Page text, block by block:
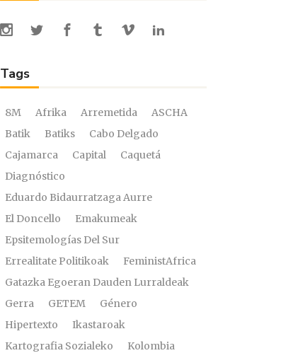
Tags
8M Afrika Arremetida
ASCHA
Batik
Batiks
Cabo Delgado
Cajamarca
Capital
Caquetá
Diagnóstico
Eduardo Bidaurratzaga Aurre
El Doncello
Emakumeak
Epsitemologías Del Sur
Errealitate Politikoak
FeministAfrica
Gatazka Egoeran Dauden Lurraldeak
Gerra
GETEM
Género
Hipertexto
Ikastaroak
Kartografia Sozialeko
Kolombia